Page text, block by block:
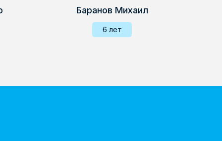
Баранов Михаил
6 лет